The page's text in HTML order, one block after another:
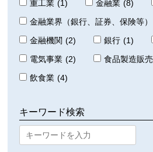
重工業 (1) 金融業 (8)
金融業界（銀行、証券、保険等）
金融機関 (2) 銀行 (1)
電気事業 (2) 食品製造販売
飲食業 (4)
キーワード検索